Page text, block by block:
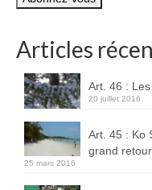
Articles
Art. 46 :
20 juillet 2016
Art. 45 : Ko
grand retour
25 mars 2016